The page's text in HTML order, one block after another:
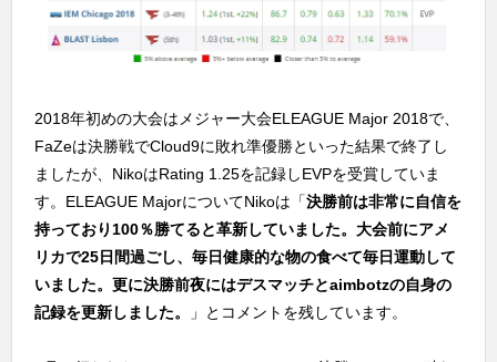
2018年初めの大会はメジャー大会ELEAGUE Major 2018で、
FaZeは決勝戦でCloud9に敗れ準優勝といった結果で終了し
ましたが、NikoはRating 1.25を記録しEVPを受賞していま
す。ELEAGUE MajorについてNikoは「決勝前は非常に自信を
持っており100％勝てると革新していました。大会前にアメ
リカで25日間過ごし、毎日健康的な物の食べて毎日運動して
いました。更に決勝前夜にはデスマッチとaimbotzの自身の
記録を更新しました。
」とコメントを残しています。